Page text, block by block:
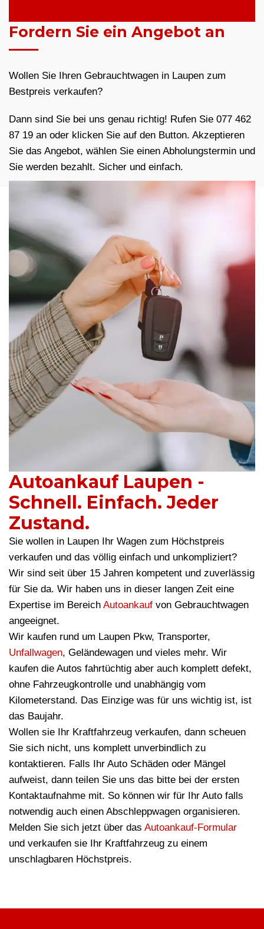
Fordern Sie ein Angebot an
Wollen Sie Ihren Gebrauchtwagen in Laupen zum
Bestpreis verkaufen?
Dann sind Sie bei uns genau richtig! Rufen Sie 077 462
87 19 an oder klicken Sie auf den Button. Akzeptieren
Sie das Angebot, wählen Sie einen Abholungstermin und
Sie werden bezahlt. Sicher und einfach.
Autoankauf Laupen -
Schnell. Einfach. Jeder
Zustand.
Sie wollen in Laupen Ihr Wagen zum Höchstpreis
verkaufen und das völlig einfach und unkompliziert?
Wir sind seit über 15 Jahren kompetent und zuverlässig
für Sie da. Wir haben uns in dieser langen Zeit eine
Expertise im Bereich Autoankauf von Gebrauchtwagen
angeeignet.
Wir kaufen rund um Laupen Pkw, Transporter,
Unfallwagen, Geländewagen und vieles mehr. Wir
kaufen die Autos fahrtüchtig aber auch komplett defekt,
ohne Fahrzeugkontrolle und unabhängig vom
Kilometerstand. Das Einzige was für uns wichtig ist, ist
das Baujahr.
Wollen sie Ihr Kraftfahrzeug verkaufen, dann scheuen
Sie sich nicht, uns komplett unverbindlich zu
kontaktieren. Falls Ihr Auto Schäden oder Mängel
aufweist, dann teilen Sie uns das bitte bei der ersten
Kontaktaufnahme mit. So können wir für Ihr Auto falls
notwendig auch einen Abschleppwagen organisieren.
Melden Sie sich jetzt über das Autoankauf-Formular
und verkaufen sie Ihr Kraftfahrzeug zu einem
unschlagbaren Höchstpreis.